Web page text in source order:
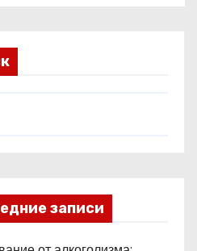
записи